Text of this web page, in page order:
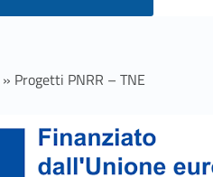
» Progetti PNRR – TNE